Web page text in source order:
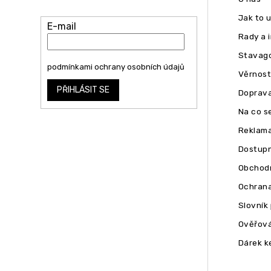
E-mail
podmínkami ochrany osobních údajů
PŘIHLÁSIT SE
Jak to
Rady a
Na co
Slovník
Dárek